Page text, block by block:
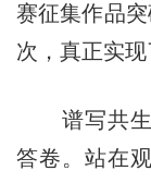
赛征集作品
次，真正实现
谱写共生
答卷。站在